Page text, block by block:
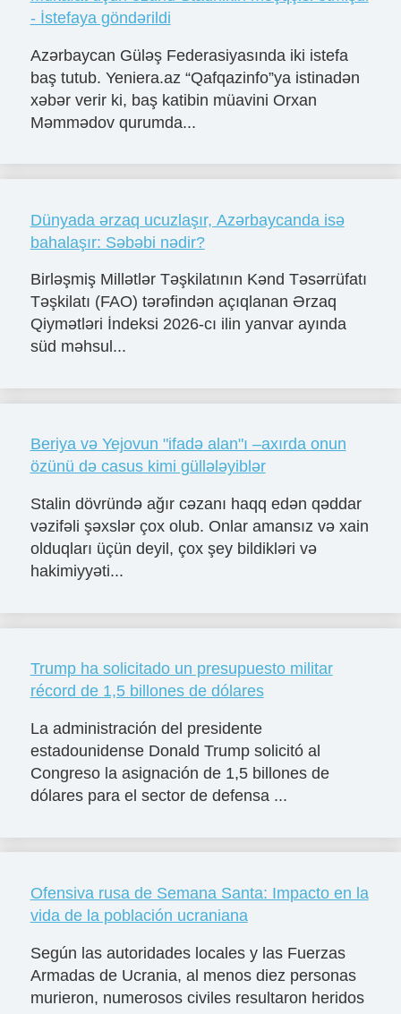
- İstefaya göndərildi
Azərbaycan Güləş Federasiyasında iki istefa
baş tutub. Yeniera.az “Qafqazinfo”ya istinadən
xəbər verir ki, baş katibin müavini Orxan
Məmmədov qurumda...
Dünyada ərzaq ucuzlaşır, Azərbaycanda isə
bahalaşır: Səbəbi nədir?
Birləşmiş Millətlər Təşkilatının Kənd Təsərrüfatı
Təşkilatı (FAO) tərəfindən açıqlanan Ərzaq
Qiymətləri İndeksi 2026-cı ilin yanvar ayında
süd məhsul...
Beriya və Yejovun "ifadə alan"ı –axırda onun
özünü də casus kimi güllələyiblər
Stalin dövründə ağır cəzanı haqq edən qəddar
vəzifəli şəxslər çox olub. Onlar amansız və xain
olduqları üçün deyil, çox şey bildikləri və
hakimiyyəti...
Trump ha solicitado un presupuesto militar
récord de 1,5 billones de dólares
La administración del presidente
estadounidense Donald Trump solicitó al
Congreso la asignación de 1,5 billones de
dólares para el sector de defensa ...
Ofensiva rusa de Semana Santa: Impacto en la
vida de la población ucraniana
Según las autoridades locales y las Fuerzas
Armadas de Ucrania, al menos diez personas
murieron, numerosos civiles resultaron heridos